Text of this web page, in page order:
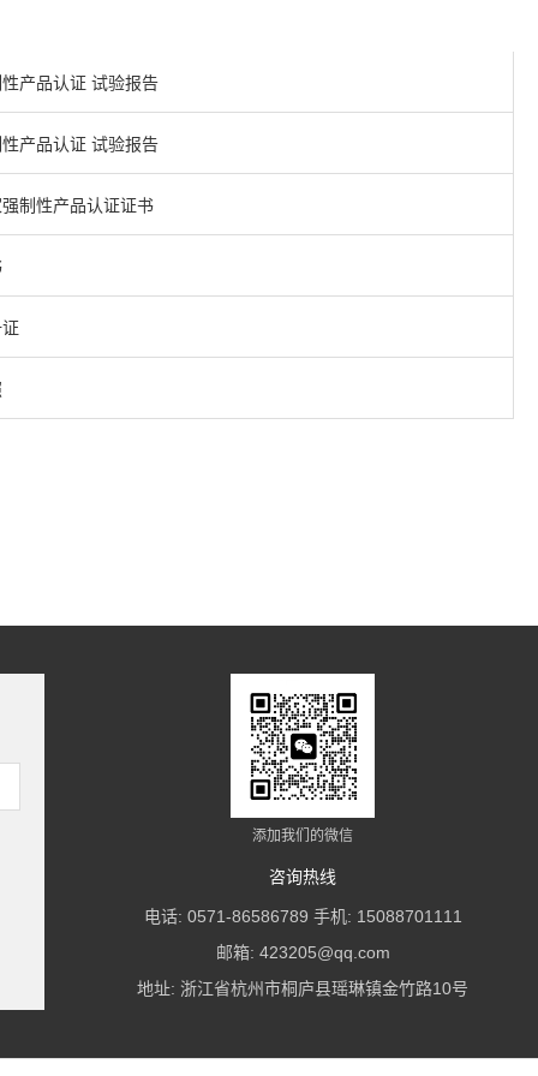
产品认证 试验报告
产品认证 试验报告
制性产品认证证书
添加我们的微信
咨询热线
电话: 0571-86586789 手机: 15088701111
邮箱: 423205@qq.com
地址: 浙江省杭州市桐庐县瑶琳镇金竹路10号